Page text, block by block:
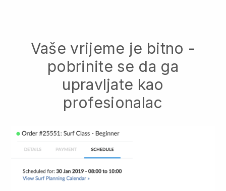
Vaše vrijeme je bitno -
pobrinite se da ga
upravljate kao
profesionalac